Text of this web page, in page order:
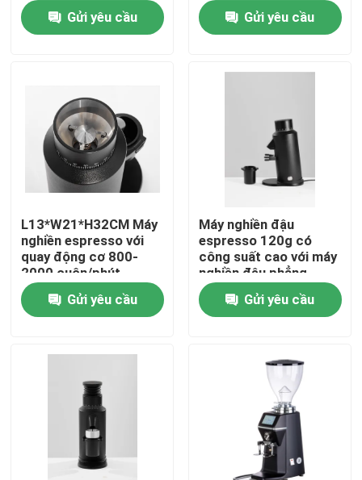
Nhà
Hướng dẫn VR
Về chúng tôi
Tham quan nhà máy
Kiểm soát chất lượng
Liên hệ chúng tôi
Máy xay hạt cà phê
Máy xay cà phê Burr
Gửi yêu cầu
Gửi yêu cầu
L13*W21*H32CM Máy
nghiền espresso với
quay động cơ 800-
2000 cuộn/phút
Gửi yêu cầu
Máy nghiền đậu
espresso 120g có
công suất cao với máy
nghiền đậu phẳng
64mm và công suất
300W
Gửi yêu cầu